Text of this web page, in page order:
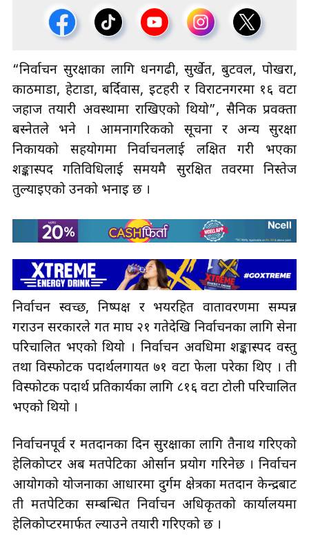
“निर्वाचन सुरक्षाका लागि धनगढी, सुर्खेत, बुटवल, पोखरा,
काठमाडौँ, हेटौँडा, बर्दिवास, इटहरी र विराटनगरमा १६ वटा
जहाज तयारी अवस्थामा राखिएको थियो”, सैनिक प्रवक्ता
बस्नेतले भने । आमनागरिकको सूचना र अन्य सुरक्षा
निकायको सहयोगमा निर्वाचनलाई लक्षित गरी भएका
शङ्कास्पद गतिविधिलाई समयमै सुरक्षित तवरमा निस्तेज
तुल्याइएको उनको भनाइ छ ।
निर्वाचन स्वच्छ, निष्पक्ष र भयरहित वातावरणमा सम्पन्न
गराउन सरकारले गत माघ २१ गतेदेखि निर्वाचनका लागि सेना
परिचालित भएको थियो । निर्वाचन अवधिमा शङ्कास्पद वस्तु
तथा विस्फोटक पदार्थलगायत ७१ वटा फेला परेका थिए । ती
विस्फोटक पदार्थ प्रतिकार्यका लागि ८१६ वटा टोली परिचालित
भएको थियो ।
निर्वाचनपूर्व र मतदानका दिन सुरक्षाका लागि तैनाथ गरिएको
हेलिकोप्टर अब मतपेटिका ओर्सान प्रयोग गरिनेछ । निर्वाचन
आयोगको योजनाका आधारमा दुर्गम क्षेत्रका मतदान केन्द्रबाट
ती मतपेटिका सम्बन्धित निर्वाचन अधिकृतको कार्यालयमा
हेलिकोप्टरमार्फत ल्याउने तयारी गरिएको छ ।